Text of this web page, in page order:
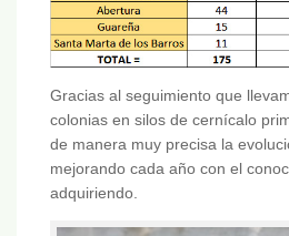
Gracias al seguimiento que
colonias en silos de cernícalo
de manera muy precisa la
mejorando cada año con el
adquiriendo.